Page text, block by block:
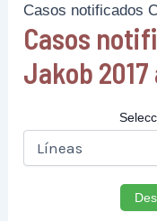
Casos notificados
Casos
Jakob 2017